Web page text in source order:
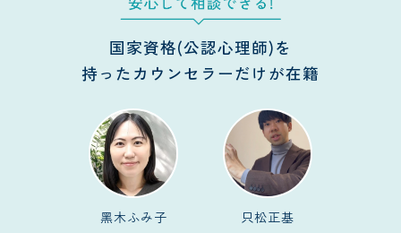
国家資格(公認心理師)を
持ったカウンセラーだけが在籍
黑木ふみ子 只松正基